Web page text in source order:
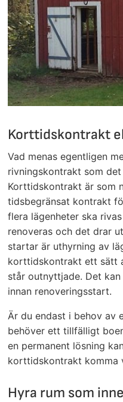
Korttidskontrakt
Vad menas egentligen
rivningskontrakt som
Korttidskontrakt är som
tidsbegränsat kontrakt
flera lägenheter ska
renoveras och det drar
startar är uthyrning av
korttidskontrakt ett sätt
står outnyttjade. Det
innan renoveringsstart.
Är du endast i behov av
behöver ett tillfälligt
en permanent lösning
korttidskontrakt komma
Hyra rum som